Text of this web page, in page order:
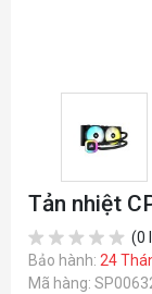
Tản nhiệt
(0
Bảo hành: 24
Mã hàng: